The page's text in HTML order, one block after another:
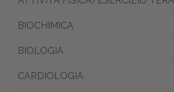
BIOCHIMICA
BIOLOGIA
CARDIOLOGIA